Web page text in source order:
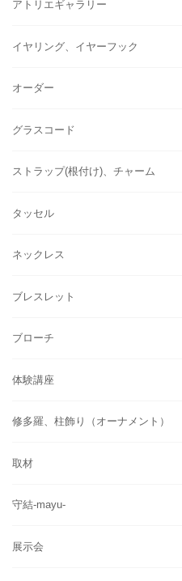
アトリエギャラリー
イヤリング、イヤーフック
オーダー
グラスコード
ストラップ(根付け)、チャーム
タッセル
ネックレス
ブレスレット
ブローチ
体験講座
修多羅、柱飾り（オーナメント）
取材
守結-mayu-
展示会